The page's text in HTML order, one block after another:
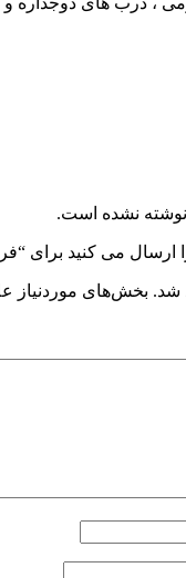
نشده است.
را ارسال می کنید
شد. بخش‌های موردنیاز